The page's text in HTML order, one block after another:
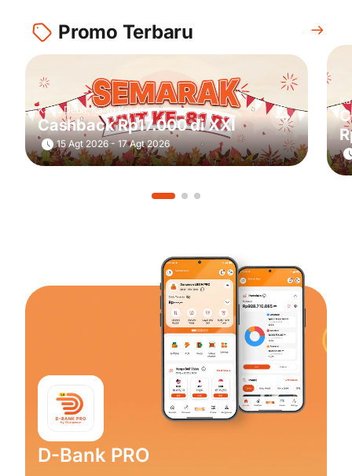
Promo Terbaru
Kartu Debit, Kartu Kredit
Cashback Rp17.000 di XXI
15 Agt 2026 - 17 Agt 2026
D-Bank PRO